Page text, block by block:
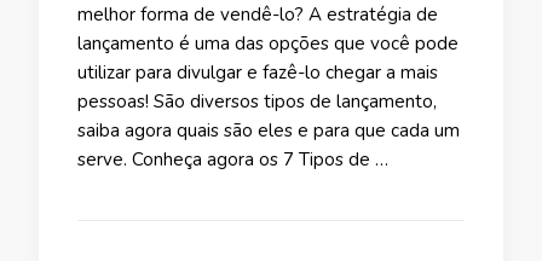
melhor forma de vendê-lo? A estratégia de
lançamento é uma das opções que você pode
utilizar para divulgar e fazê-lo chegar a mais
pessoas! São diversos tipos de lançamento,
saiba agora quais são eles e para que cada um
serve. Conheça agora os 7 Tipos de …